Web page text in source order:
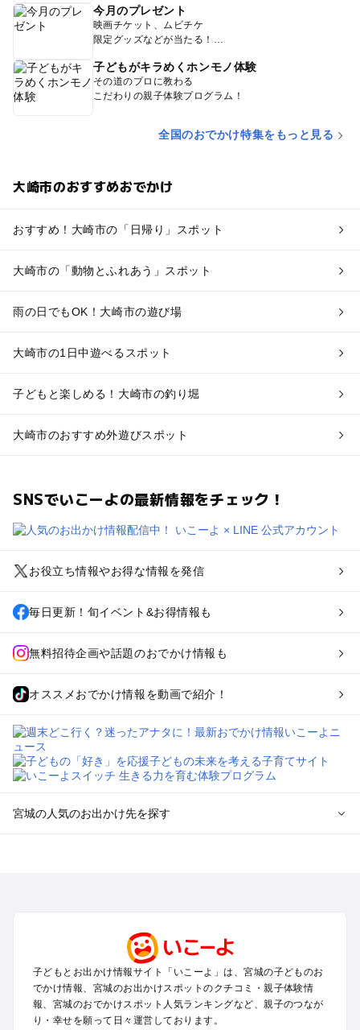
今月のプレゼント
映画チケット、ムビチケ
限定グッズなどが当たる！
子どもがキラめくホンモノ体験
その道のプロに教わる
こだわりの親子体験プログラム！
全国のおでかけ特集をもっと見る
大崎市のおすすめおでかけ
おすすめ！大崎市の「日帰り」スポット
大崎市の「動物とふれあう」スポット
雨の日でもOK！大崎市の遊び場
大崎市の1日中遊べるスポット
子どもと楽しめる！大崎市の釣り堀
大崎市のおすすめ外遊びスポット
SNSでいこーよの最新情報をチェック！
お役立ち情報やお得な情報を発信
毎日更新！旬イベント&お得情報も
無料招待企画や話題のおでかけ情報も
オススメおでかけ情報を動画で紹介！
宮城の人気のお出かけ先を探す
蔵王・白石のプールお出かけ
石巻・気仙沼のプールお出かけ
栗原・登米のプールお出かけ
宮城の定番お出かけスポット
子どもとお出かけ情報サイト「いこーよ」は、宮城の子どものお
でかけ情報、宮城のお出かけスポットのクチコミ・親子体験情
報、宮城のおでかけスポット人気ランキングなど、親子のつなが
り・幸せを願って日々運営しております。